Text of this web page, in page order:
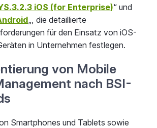
iOS (for Enterprise)“ und
„, die detaillierte
für den Einsatz von iOS-
in Unternehmen festlegen.
von Mobile
nach BSI-
Smartphones und Tablets sowie